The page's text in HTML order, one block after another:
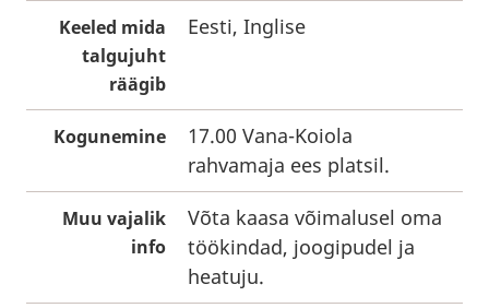
Keeled mida
talgujuht
räägib
Eesti, Inglise
Kogunemine
17.00 Vana-Koiola
rahvamaja ees platsil.
Muu vajalik
info
Võta kaasa võimalusel oma
töökindad, joogipudel ja
heatuju.